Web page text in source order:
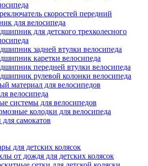
скоростей передний
для велосипеда
для детского трехколесного
задней втулки велосипеда
каретки велосипеда
передней втулки велосипеда
рулевой колонки велосипеда
материал для велосипедов
велосипеда
системы для велосипедов
колодки для велосипеда
для самокатов
для детских колясок
от дождя для детских колясок